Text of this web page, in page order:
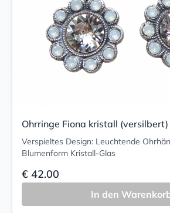
Ohrringe Fiona kristall (versilbert)
Verspieltes Design: Leuchtende
Blumenform Kristall-Glas
€ 42.00
In den